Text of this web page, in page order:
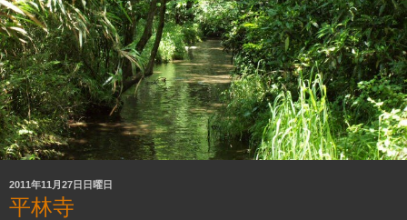
2011年11月27日日曜日
平林寺